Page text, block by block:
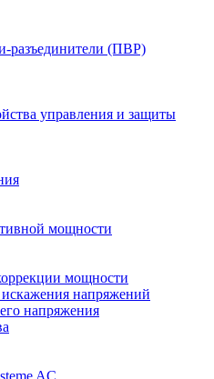
разъединители (ПВР)
управления и защиты
мощности
мощности
напряжений
напряжения
AC